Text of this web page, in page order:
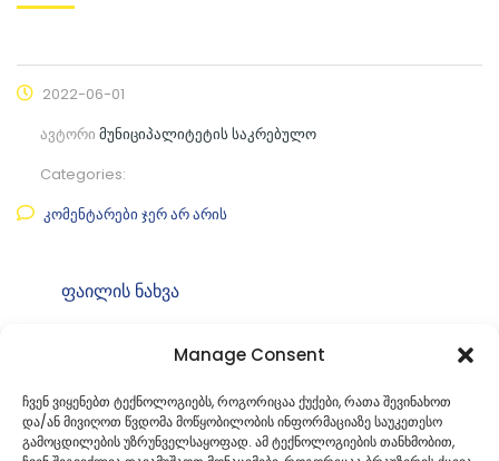
Manage Consent
ჩვენ ვიყენებთ ტექნოლოგიებს, როგორიცაა ქუქები, რათა შევინახოთ
და/ან მივიღოთ წვდომა მოწყობილობის ინფორმაციაზე საუკეთესო
გამოცდილების უზრუნველსაყოფად. ამ ტექნოლოგიების თანხმობით,
2022-06-01
ავტორი მუნიციპალიტეტის საკრებულო
Categories:
კომენტარები ჯერ არ არის
ფაილის ნახვა
ფაილის ტიპი:pdf
საკრებულოს თავმჯდომარის
ბრძანებები
ID:ბ49.49221521